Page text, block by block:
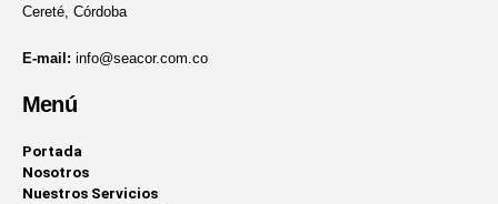
Cereté, Córdoba
E-mail: info@seacor.com.co
Menú
Portada
Nosotros
Nuestros Servicios